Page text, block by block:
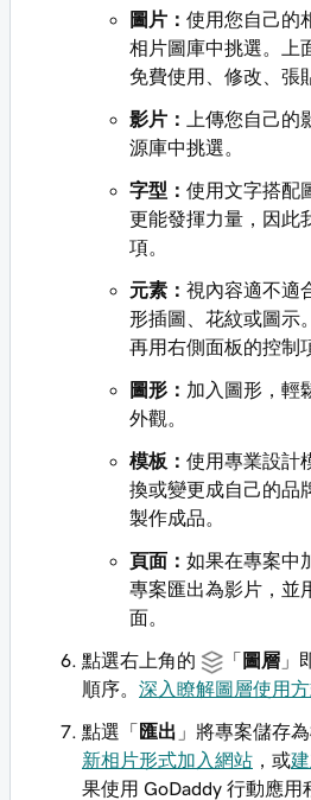
圖片： 使用您自己的
相片圖庫中挑選。上
免費使用、修改、張
影片：
上傳您自己
源庫中挑選。
字型： 使用文字搭配
更能發揮力量，因此
項。
元素： 視內容適不適
形插圖、花紋或圖示
再用右側面板的控制
圖形： 加入圖形，輕
外觀。
模板： 使用專業設計
換或變更成自己的品
製作成品。
頁面： 如果在專案中
專案匯出為影片，並
面。
點選右上角的 「 圖層」
順序。 深入瞭解圖層使用
點選「 匯出 」將專案儲存
新相片形式加入網站 ，或
果使用 GoDaddy 行動應